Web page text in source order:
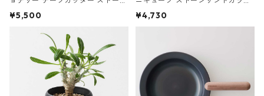
サンドカラー 石調 ideaco Station
¥5,500
石調 ideaco Umbrella Stand CUB
E ストーンサンドブラック
¥4,730